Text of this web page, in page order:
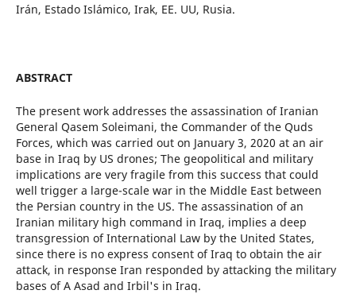
Irán, Estado Islámico, Irak, EE. UU, Rusia.
ABSTRACT
The present work addresses the assassination of Iranian
General Qasem Soleimani, the Commander of the Quds
Forces, which was carried out on January 3, 2020 at an air
base in Iraq by US drones; The geopolitical and military
implications are very fragile from this success that could
well trigger a large-scale war in the Middle East between
the Persian country in the US. The assassination of an
Iranian military high command in Iraq, implies a deep
transgression of International Law by the United States,
since there is no express consent of Iraq to obtain the air
attack, in response Iran responded by attacking the military
bases of A Asad and Irbil's in Iraq.